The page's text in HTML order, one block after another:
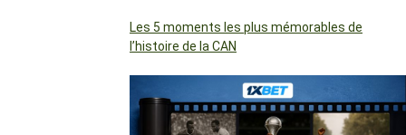
Les 5 moments les plus mémorables de
l’histoire de la CAN